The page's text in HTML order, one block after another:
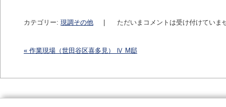
カテゴリー:現調その他 ただいまコメントは受け付けていま
« 作業現場（世田谷区喜多見） Ⅳ M邸